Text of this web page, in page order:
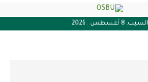
السبت, 8 أغسطس , 2026